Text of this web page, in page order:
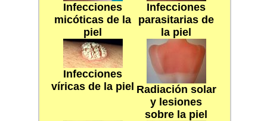
Infecciones
micóticas de la
piel
Infecciones
parasitarias de
la piel
Infecciones
víricas de la piel Radiación solar
y lesiones
sobre la piel